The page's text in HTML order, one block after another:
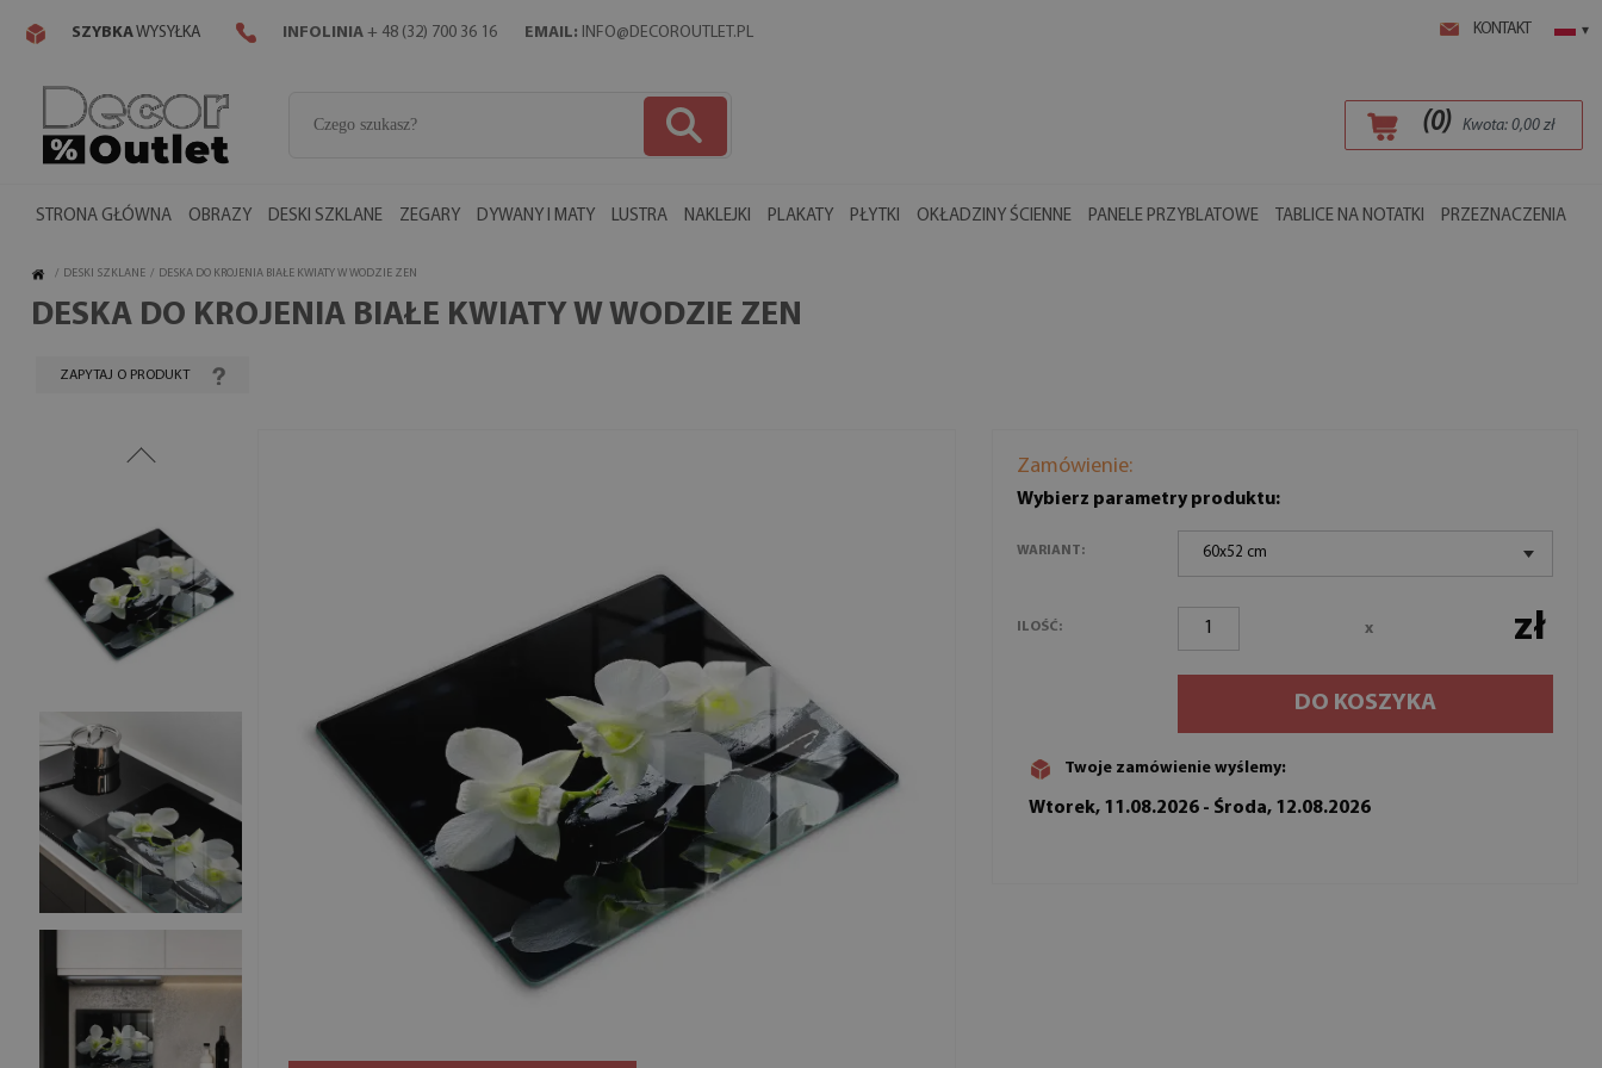
KONTAKT ▾
SZYBKAWYSYŁKA INFOLINIA + 48 (32) 700 36 16 EMAIL: INFO@DECOROUTLET.PL
(0) Kwota: 0,00zł
STRONA GŁÓWNA OBRAZY DESKI SZKLANE ZEGARY DYWANY I MATY LUSTRA NAKLEJKI PLAKATY PŁYTKI OKŁADZINY ŚCIENNE PANELE PRZYBLATOWE TABLICE NA NOTATKI PRZEZNACZENIA
/ DESKI SZKLANE / DESKA DO KROJENIA BIAŁE KWIATY W WODZIE ZEN
DESKA DO KROJENIA BIAŁE KWIATY W WODZIE ZEN
ZAPYTAJ O PRODUKT
Zamówienie:
Wybierz parametry produktu:
WARIANT: 60x52 cm
ILOŚĆ: x zł
DO KOSZYKA
Twoje zamówienie wyślemy:
Wtorek, 11.08.2026 - Środa, 12.08.2026